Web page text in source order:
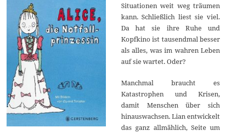
Situationen weit weg träumen
kann. Schließlich liest sie viel.
Da hat sie ihre Ruhe und
Kopfkino ist tausendmal besser
als alles, was im wahren Leben
auf sie wartet. Oder?
Manchmal braucht es
Katastrophen und Krisen,
damit Menschen über sich
hinauswachsen. Lian entwickelt
das ganz allmählich, Seite um